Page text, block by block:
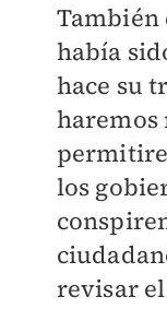
había
hace su
haremos
los
revisar